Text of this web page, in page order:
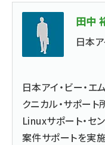
田中
日本
日本アイ・ビー・エ
クニカル・サポート
Linuxサポート・セ
案件サポートを実